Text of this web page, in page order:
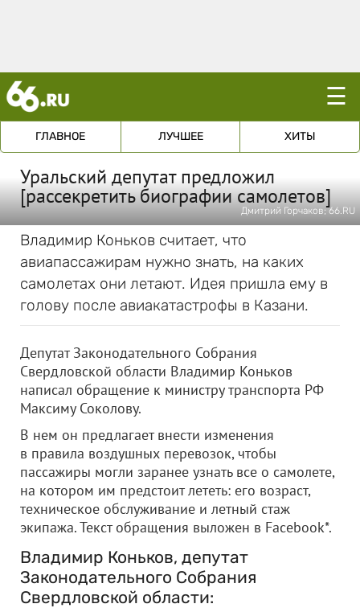
☰
ГЛАВНОЕ ЛУЧШЕЕ ХИТЫ
Уральский депутат предложил
[рассекретить биографии самолетов]
Дмитрий Горчаков; 66.RU
Владимир Коньков считает, что
авиапассажирам нужно знать, на каких
самолетах они летают. Идея пришла ему в
голову после авиакатастрофы в Казани.
Депутат Законодательного Собрания
Свердловской области Владимир Коньков
написал обращение к министру транспорта РФ
Максиму Соколову.
В нем он предлагает внести изменения
в правила воздушных перевозок, чтобы
пассажиры могли заранее узнать все о самолете,
на котором им предстоит лететь: его возраст,
техническое обслуживание и летный стаж
экипажа. Текст обращения выложен в Facebook*.
Владимир Коньков, депутат
Законодательного Собрания
Свердловской области: